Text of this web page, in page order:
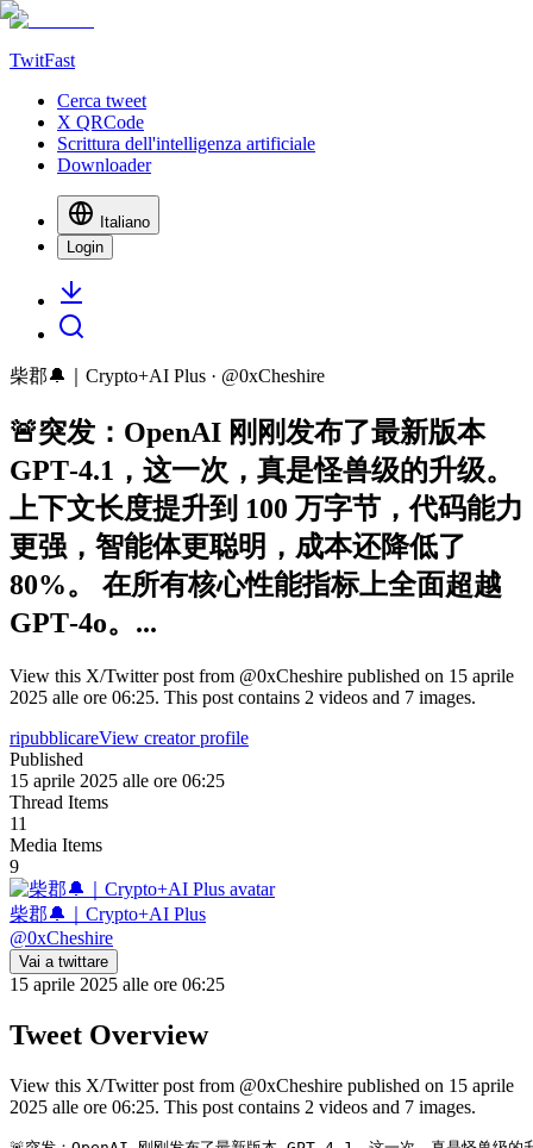
TwitFast
Cerca tweet
X QRCode
Scrittura dell'intelligenza artificiale
Downloader
Italiano
Login
柴郡🔔｜Crypto+AI Plus · @0xCheshire
🚨突发：OpenAI 刚刚发布了最新版本
GPT‑4.1，这一次，真是怪兽级的升级。
上下文长度提升到 100 万字节，代码能力
更强，智能体更聪明，成本还降低了
80%。 在所有核心性能指标上全面超越
GPT‑4o。...
View this X/Twitter post from @0xCheshire published on 15 aprile
2025 alle ore 06:25. This post contains 2 videos and 7 images.
ripubblicareView creator profile
Published
15 aprile 2025 alle ore 06:25
Thread Items
11
Media Items
9
柴郡🔔｜Crypto+AI Plus
@0xCheshire
Vai a twittare
15 aprile 2025 alle ore 06:25
Tweet Overview
View this X/Twitter post from @0xCheshire published on 15 aprile
2025 alle ore 06:25. This post contains 2 videos and 7 images.